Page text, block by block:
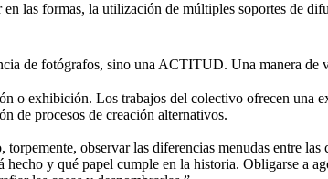
las formas, la utilización de múltiples soportes de
de fotógrafos, sino una ACTITUD. Una manera de
o exhibición. Los trabajos del colectivo ofrecen una
de procesos de creación alternativos.
observar las diferencias menudas entre
y qué papel cumple en la historia. Obligarse a